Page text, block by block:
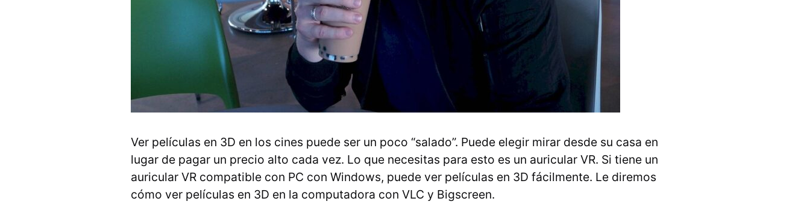
Ver películas en 3D en los cines puede ser un poco “salado”. Puede elegir mirar desde su casa en
lugar de pagar un precio alto cada vez. Lo que necesitas para esto es un auricular VR. Si tiene un
auricular VR compatible con PC con Windows, puede ver películas en 3D fácilmente. Le diremos
cómo ver películas en 3D en la computadora con VLC y Bigscreen.